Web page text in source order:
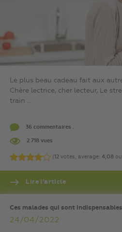
Le plus beau cadeau fait aux
Chère lectrice, cher lecteur, Le
train ...
36 commentaires .
2 718 vues
(12 votes, average: 4,08
Lire l’article
Ces malades qui sont indispensables
24/04/2022